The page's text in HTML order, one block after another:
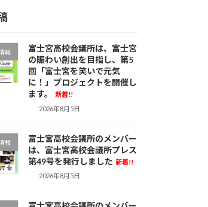
報
富士宮高校会議所は、富士宮
の賑わい創出を目指し、第5
回「富士宮を笑いで元気
に！」プロジェクトを開催し
ます。
新着!!
2026年8月5日
報
富士宮高校会議所のメンバー
は、富士宮高校会議所プレス
第49号を発行しました 新着!!
2026年8月5日